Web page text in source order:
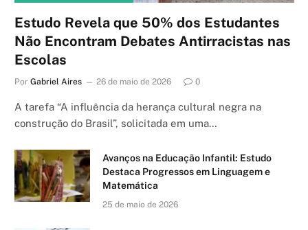
Estudo Revela que 50% dos Estudantes
Não Encontram Debates Antirracistas nas
Escolas
Por Gabriel Aires 26 de maio de 2026 0
A tarefa “A influência da herança cultural negra na
construção do Brasil”, solicitada em uma…
Avanços na Educação Infantil: Estudo
Destaca Progressos em Linguagem e
Matemática
25 de maio de 2026